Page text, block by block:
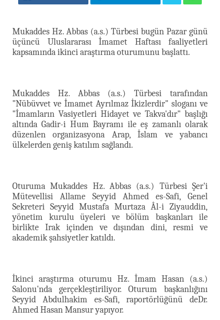
Mukaddes Hz. Abbas (a.s.) Türbesi bugün Pazar günü
üçüncü Uluslararası İmamet Haftası faaliyetleri
kapsamında ikinci araştırma oturumunu başlattı.
Mukaddes Hz. Abbas (a.s.) Türbesi tarafından
"Nübüvvet ve İmamet Ayrılmaz İkizlerdir" sloganı ve
"İmamların Vasiyetleri Hidayet ve Takva'dır" başlığı
altında Gadir-i Hum Bayramı ile eş zamanlı olarak
düzenlen organizasyona Arap, İslam ve yabancı
ülkelerden geniş katılım sağlandı.
Oturuma Mukaddes Hz. Abbas (a.s.) Türbesi Şer'i
Mütevellisi Allame Seyyid Ahmed es-Safi, Genel
Sekreteri Seyyid Mustafa Murtaza Âl-i Ziyauddin,
yönetim kurulu üyeleri ve bölüm başkanları ile
birlikte Irak içinden ve dışından dini, resmi ve
akademik şahsiyetler katıldı.
İkinci araştırma oturumu Hz. İmam Hasan (a.s.)
Salonu'nda gerçekleştiriliyor. Oturum başkanlığını
Seyyid Abdulhakim es-Safi, raportörlüğünü deDr.
Ahmed Hasan Mansur yapıyor.